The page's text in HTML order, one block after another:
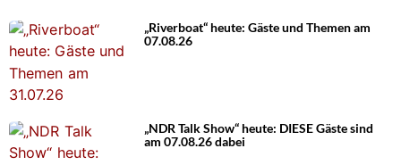
„Riverboat“ heute: Gäste und Themen am
07.08.26
„NDR Talk Show“ heute: DIESE Gäste sind
am 07.08.26 dabei